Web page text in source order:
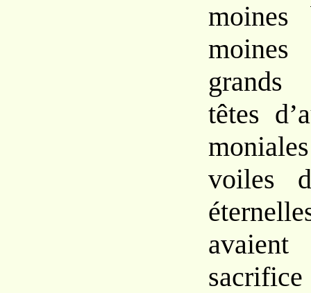
moines
têtes
voiles